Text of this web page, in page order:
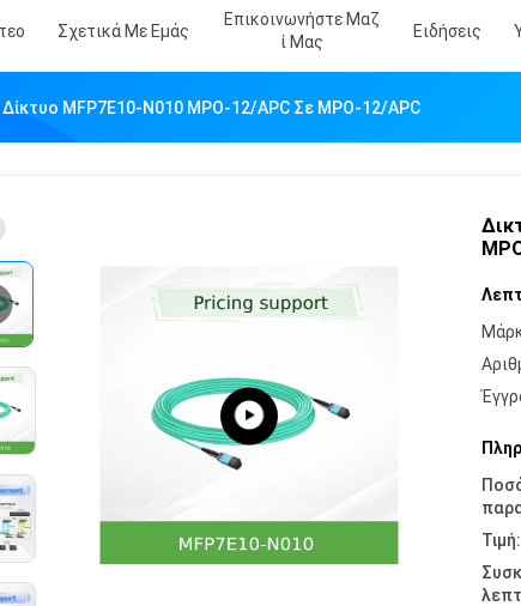
Σχετικά Με Εμάς
Επικοινωνήστε Μαζ
Ί Μας
Ειδήσεις
MFP7E10-N010 MPO-12/APC Σε MPO-12/APC
Τιμή: